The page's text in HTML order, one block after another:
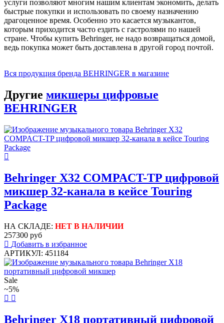
услуги позволяют многим нашим клиентам экономить, делать
быстрые покупки и использовать по своему назначению
драгоценное время. Особенно это касается музыкантов,
которым приходится часто ездить с гастролями по нашей
стране. Чтобы купить Behringer, не надо возвращаться домой,
ведь покупка может быть доставлена в другой город почтой.
Вся продукция бренда BEHRINGER в магазине
Другие микшеры цифровые
BEHRINGER
Behringer X32 COMPACT-TP цифровой
микшер 32-канала в кейсе Touring
Package
НА СКЛАДЕ: НЕТ В НАЛИЧИИ
257300 руб
Добавить в избранное
АРТИКУЛ: 451184
Sale
~5%
Behringer X18 портативный цифровой